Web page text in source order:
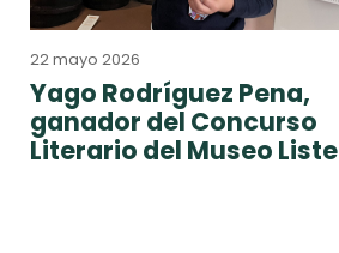
22 mayo 2026
Yago Rodríguez Pena,
ganador del Concurso
Literario del Museo Liste